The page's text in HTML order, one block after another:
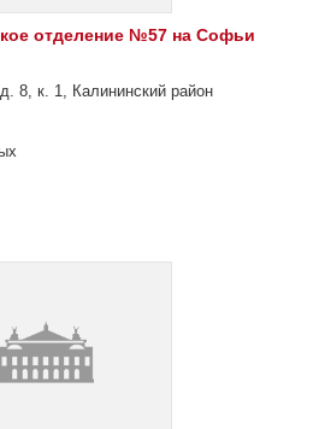
отделение №57 на Софьи
8, к. 1, Калининский район